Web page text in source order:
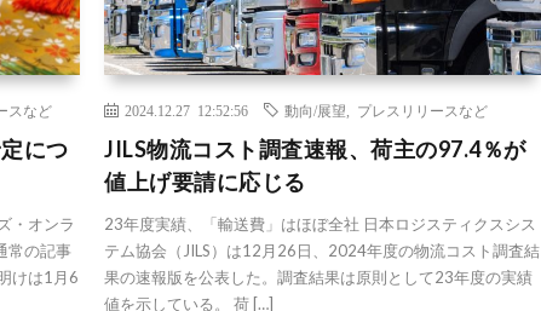
スなど
につ
・オンラ
常の記事
けは1月6
2024.12.27 12:52:56 動向/展望 プレスリリースなど
JILS物流コスト調査速報、荷主の97.4％が
値上げ要請に応じる
23年度実績、「輸送費」はほぼ全社 日本ロジスティクスシス
テム協会（JILS）は12月26日、2024年度の物流コスト調査結
果の速報版を公表した。調査結果は原則として23年度の実績
値を示している。 荷 […]